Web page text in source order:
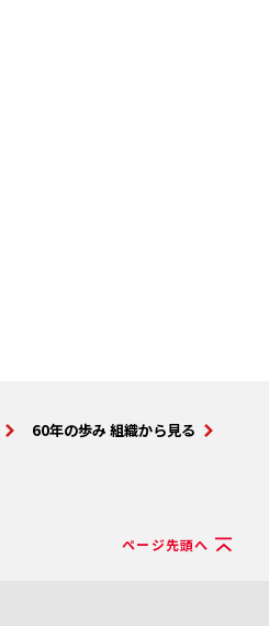
60年の歩み 組織から見る
ページ先頭へ